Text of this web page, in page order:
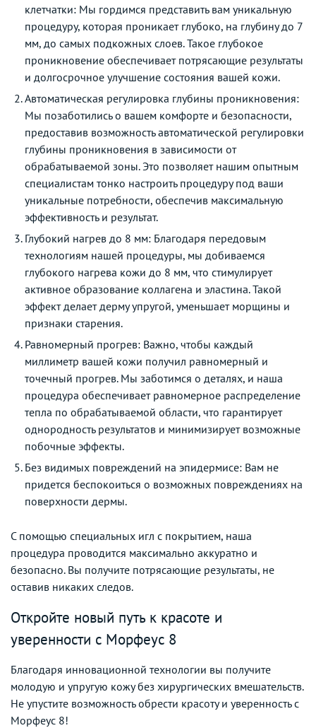
клетчатки: Мы гордимся представить вам уникальную
процедуру, которая проникает глубоко, на глубину до 7
мм, до самых подкожных слоев. Такое глубокое
проникновение обеспечивает потрясающие результаты
и долгосрочное улучшение состояния вашей кожи.
Автоматическая регулировка глубины проникновения:
Мы позаботились о вашем комфорте и безопасности,
предоставив возможность автоматической регулировки
глубины проникновения в зависимости от
обрабатываемой зоны. Это позволяет нашим опытным
специалистам тонко настроить процедуру под ваши
уникальные потребности, обеспечив максимальную
эффективность и результат.
Глубокий нагрев до 8 мм: Благодаря передовым
технологиям нашей процедуры, мы добиваемся
глубокого нагрева кожи до 8 мм, что стимулирует
активное образование коллагена и эластина. Такой
эффект делает дерму упругой, уменьшает морщины и
признаки старения.
Равномерный прогрев: Важно, чтобы каждый
миллиметр вашей кожи получил равномерный и
точечный прогрев. Мы заботимся о деталях, и наша
процедура обеспечивает равномерное распределение
тепла по обрабатываемой области, что гарантирует
однородность результатов и минимизирует возможные
побочные эффекты.
Без видимых повреждений на эпидермисе: Вам не
придется беспокоиться о возможных повреждениях на
поверхности дермы.
С помощью специальных игл с покрытием, наша
процедура проводится максимально аккуратно и
безопасно. Вы получите потрясающие результаты, не
оставив никаких следов.
Откройте новый путь к красоте и
уверенности с Морфеус 8
Благодаря инновационной технологии вы получите
молодую и упругую кожу без хирургических вмешательств.
Не упустите возможность обрести красоту и уверенность с
Морфеус 8!